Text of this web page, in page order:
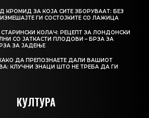
КРОМИД ЗА КОЈА СИТЕ ЗБОРУВААТ: БЕЗ
ГИ СОСТОЈКИТЕ СО ЛАЖИЦА
КОЛАЧ: РЕЦЕПТ ЗА ЛОНДОНСКИ
СО ЈАТКАСТИ ПЛОДОВИ – БРЗА ЗА
ЗА ЈАДЕЊЕ
ДА ПРЕПОЗНАЕТЕ ДАЛИ ВАШИОТ
КЛУЧНИ ЗНАЦИ ШТО НЕ ТРЕБА ДА ГИ
КУЛТУРА